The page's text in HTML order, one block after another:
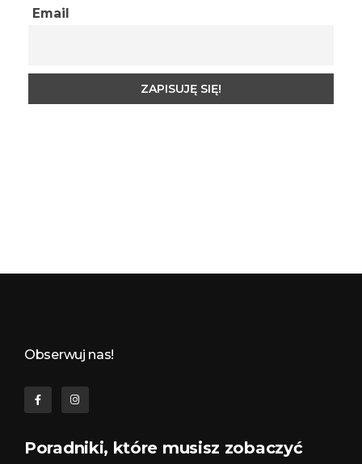
Email
Obserwuj nas!
Poradniki, które musisz zobaczyć